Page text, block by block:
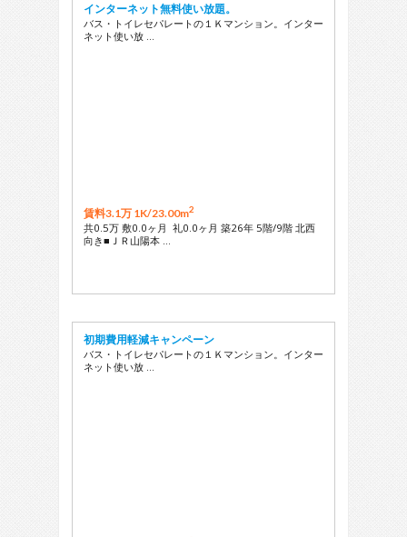
インターネット無料使い放題。
バス・トイレセパレートの１Ｋマンション。インター
ネット使い放 …
賃料3.1万 1K/23.00m2
共0.5万 敷0.0ヶ月 礼0.0ヶ月 築26年 5階/9階 北西
向き■ＪＲ山陽本 …
初期費用軽減キャンペーン
バス・トイレセパレートの１Ｋマンション。インター
ネット使い放 …